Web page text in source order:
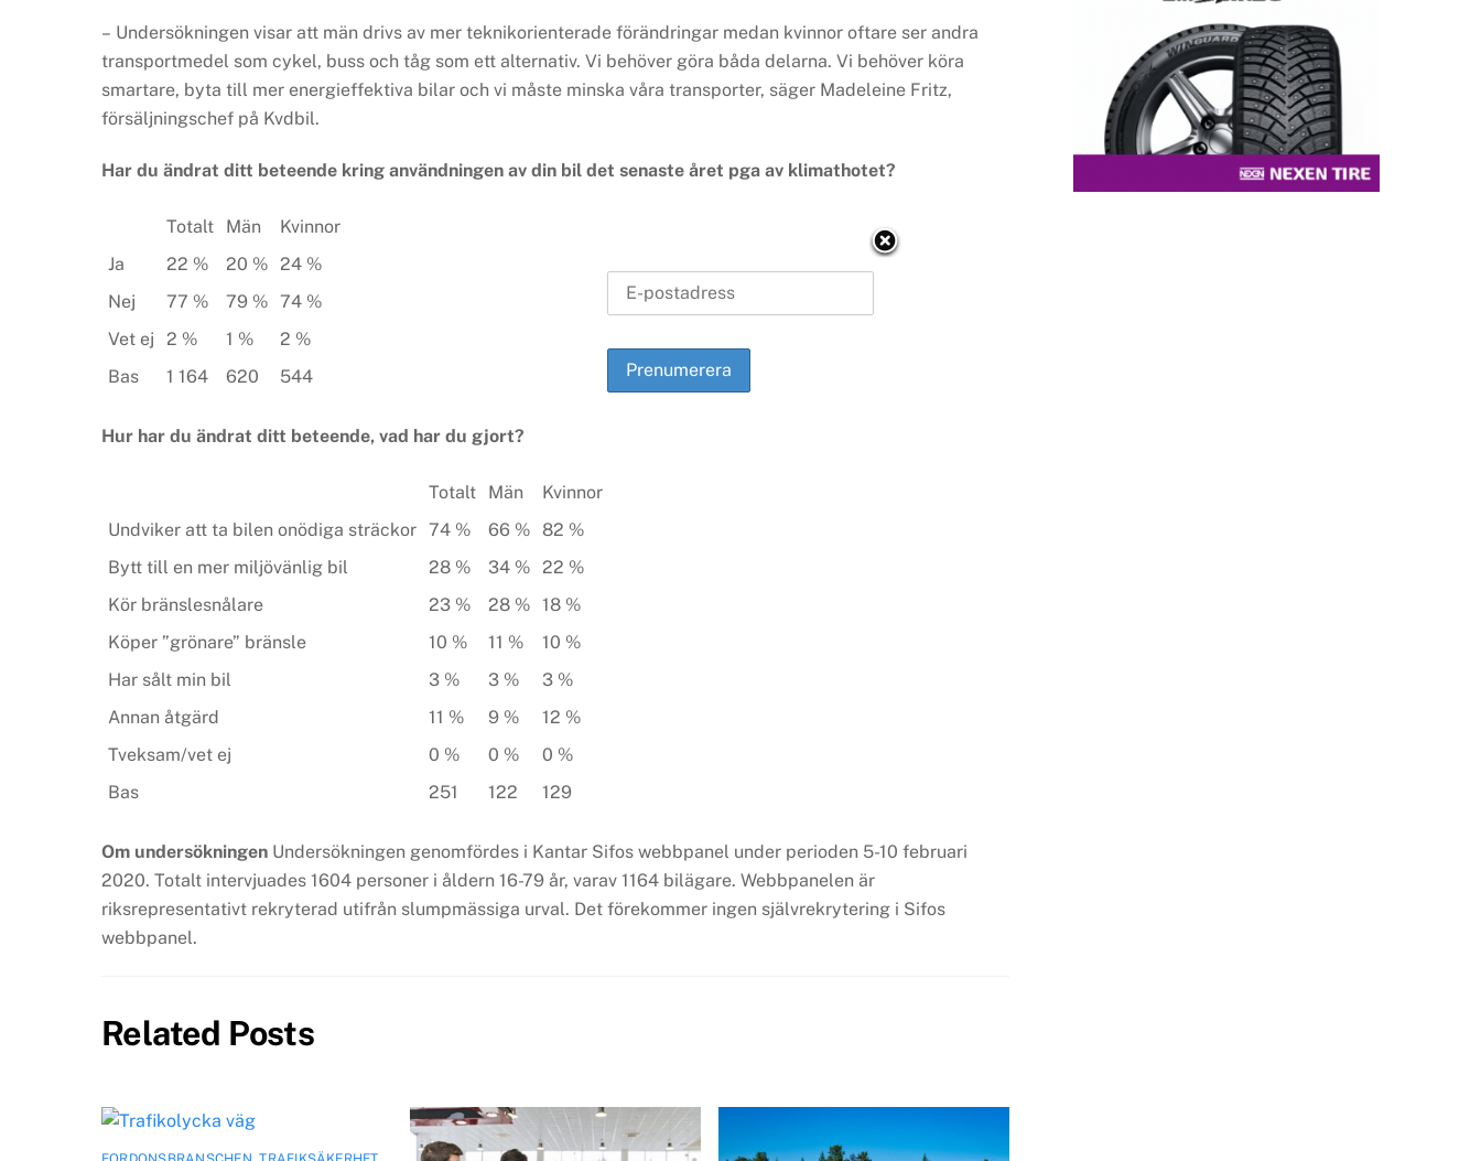
– Undersökningen visar att män drivs av mer teknikorienterade förändringar medan kvinnor oftare ser andra
transportmedel som cykel, buss och tåg som ett alternativ. Vi behöver göra båda delarna. Vi behöver köra
smartare, byta till mer energieffektiva bilar och vi måste minska våra transporter, säger Madeleine Fritz,
försäljningschef på Kvdbil.
Har du ändrat ditt beteende kring användningen av din bil det senaste året pga av klimathotet?
Totalt Män
Kvinnor
Ja
22 % 20 % 24 %
Nej
77 % 79 % 74 %
Vet ej
2 % 1 %
2 %
Bas
1 164 620 544
Hur har du ändrat ditt beteende, vad har du gjort?
Totalt Män
Kvinnor
Undviker att ta bilen onödiga sträckor 74 % 66 % 82 %
Bytt till en mer miljövänlig bil
28 % 34 % 22 %
Kör bränslesnålare
23 % 28 % 18 %
Köper ”grönare” bränsle
10 % 11 %
10 %
Har sålt min bil
3 % 3 %
3 %
Annan åtgärd
11 % 9 %
12 %
Tveksam/vet ej
0 % 0 %
0 %
Bas
251 122 129
Om undersökningen Undersökningen genomfördes i Kantar Sifos webbpanel under perioden 5-10 februari
2020. Totalt intervjuades 1604 personer i åldern 16-79 år, varav 1164 bilägare. Webbpanelen är
riksrepresentativt rekryterad utifrån slumpmässiga urval. Det förekommer ingen självrekrytering i Sifos
webbpanel.
Related Posts